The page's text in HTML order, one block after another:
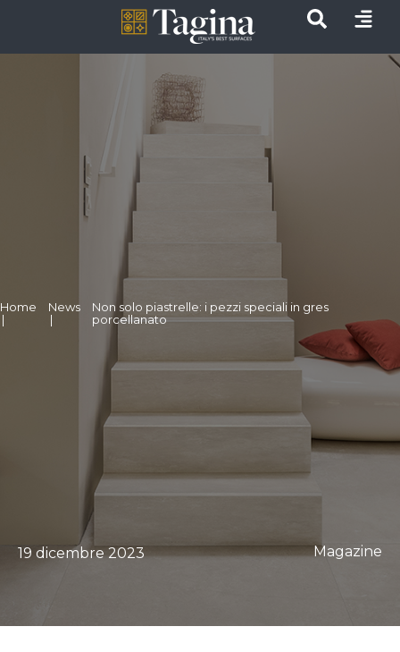
Home
|
News
|
Non solo piastrelle: i pezzi speciali in gres
porcellanato
19 dicembre 2023 Magazine